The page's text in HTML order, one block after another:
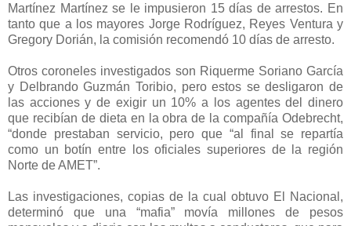
Martínez Martínez se le impusieron 15 días de arrestos. En
tanto que a los mayores Jorge Rodríguez, Reyes Ventura y
Gregory Dorián, la comisión recomendó 10 días de arresto.
Otros coroneles investigados son Riquerme Soriano García
y Delbrando Guzmán Toribio, pero estos se desligaron de
las acciones y de exigir un 10% a los agentes del dinero
que recibían de dieta en la obra de la compañía Odebrecht,
“donde prestaban servicio, pero que “al final se repartía
como un botín entre los oficiales superiores de la región
Norte de AMET”.
Las investigaciones, copias de la cual obtuvo El Nacional,
determinó que una “mafia” movía millones de pesos